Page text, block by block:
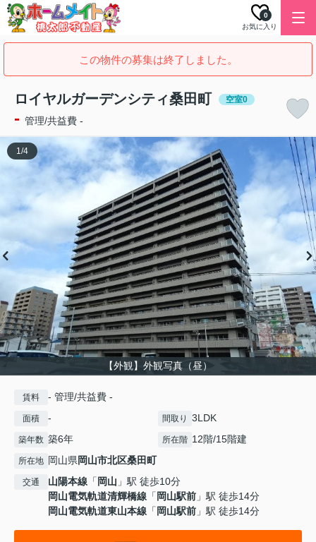
お気に入り
0
この物件の募集は終了しました。
ロイヤルガーデンシティ桑田町 空室0
- 管理/共益費 -
【外観】外観写真（昼）
1/4
賃料 - 管理/共益費 -
面積 - 間取り 3LDK
築年数 築6年 所在階 12階/15階建
所在地 岡山県岡山市北区桑田町
交通 山陽本線 「 岡山 」駅 徒歩10分
岡山電気軌道清輝橋線 「 岡山駅前 」駅 徒歩14分
岡山電気軌道東山本線 「 岡山駅前 」駅 徒歩14分